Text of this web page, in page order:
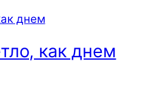
как днем